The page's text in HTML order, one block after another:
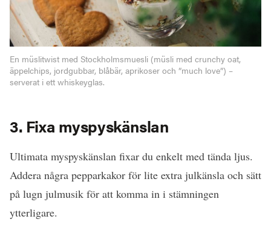
En müslitwist med Stockholmsmuesli (müsli med crunchy oat,
äppelchips, jordgubbar, blåbär, aprikoser och ”much love”) –
serverat i ett whiskeyglas.
3. Fixa myspyskänslan
Ultimata myspyskänslan fixar du enkelt med tända ljus.
Addera några pepparkakor för lite extra julkänsla och sätt
på lugn julmusik för att komma in i stämningen
ytterligare.